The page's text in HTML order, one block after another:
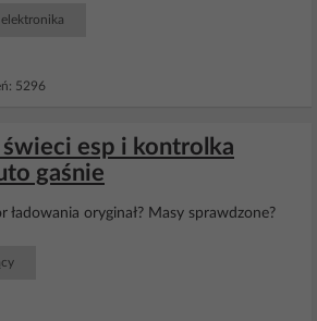
5296
świeci esp i kontrolka
gaśnie
ładowania oryginał? Masy sprawdzone?